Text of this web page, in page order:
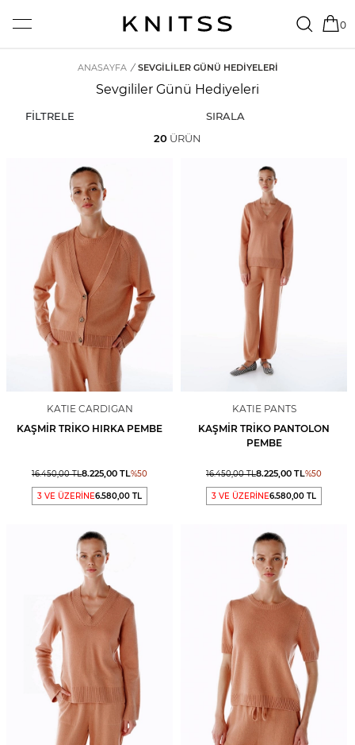
0
ANASAYFA / SEVGILILER GÜNÜ HEDIYELERI
Sevgililer Günü Hediyeleri
FİLTRELE
SIRALA
20 ÜRÜN
KATIE CARDIGAN
KAŞMIR TRIKO HIRKA PEMBE
16.450,00TL8.225,00 TL%50
3 VE ÜZERİNE6.580,00 TL
KATIE PANTS
KAŞMIR TRIKO PANTOLON
PEMBE
16.450,00TL8.225,00 TL%50
3 VE ÜZERİNE6.580,00 TL